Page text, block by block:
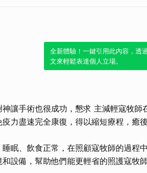
全新體驗！一鍵引用此內容，透
文來輕鬆表達個人立場。
讓手術也很成功，懇求 主減輕寇牧師
力盡速完全康復，得以縮短療程，癒
眠、飲食正常，在照顧寇牧師的過程
設備，幫助他們能更輕省的照護寇牧